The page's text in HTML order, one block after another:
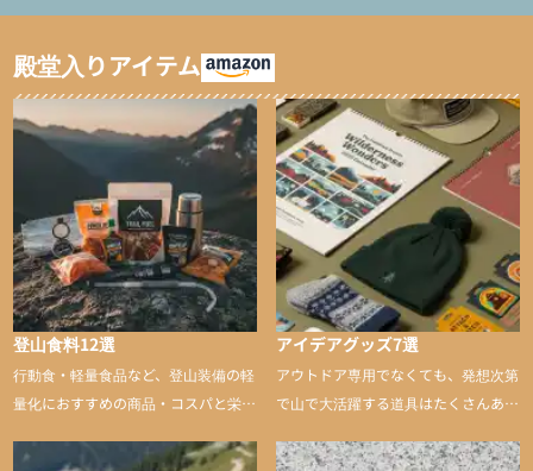
殿堂入りアイテム
登山食料12選
行動食・軽量食品など、登山装備の軽
量化におすすめの商品・コスパと栄養
アイデアグッズ7選
アウトドア専用でなくても、発想次第
で山で大活躍する道具はたくさんあり
山に持ち込むと快適性や安心感をグッ